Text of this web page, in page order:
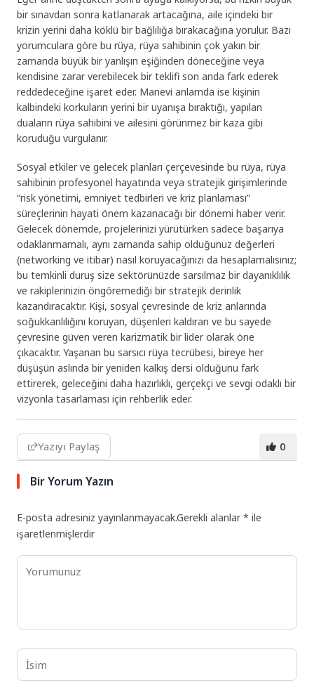
bir sınavdan sonra katlanarak artacağına, aile içindeki bir
krizin yerini daha köklü bir bağlılığa bırakacağına yorulur. Bazı
yorumculara göre bu rüya, rüya sahibinin çok yakın bir
zamanda büyük bir yanlışın eşiğinden döneceğine veya
kendisine zarar verebilecek bir teklifi son anda fark ederek
reddedeceğine işaret eder. Manevi anlamda ise kişinin
kalbindeki korkuların yerini bir uyanışa bıraktığı, yapılan
duaların rüya sahibini ve ailesini görünmez bir kaza gibi
koruduğu vurgulanır.
Sosyal etkiler ve gelecek planları çerçevesinde bu rüya, rüya
sahibinin profesyonel hayatında veya stratejik girişimlerinde
“risk yönetimi, emniyet tedbirleri ve kriz planlaması”
süreçlerinin hayati önem kazanacağı bir dönemi haber verir.
Gelecek dönemde, projelerinizi yürütürken sadece başarıya
odaklanmamalı, aynı zamanda sahip olduğunuz değerleri
(networking ve itibar) nasıl koruyacağınızı da hesaplamalısınız;
bu temkinli duruş size sektörünüzde sarsılmaz bir dayanıklılık
ve rakiplerinizin öngöremediği bir stratejik derinlik
kazandıracaktır. Kişi, sosyal çevresinde de kriz anlarında
soğukkanlılığını koruyan, düşenleri kaldıran ve bu sayede
çevresine güven veren karizmatik bir lider olarak öne
çıkacaktır. Yaşanan bu sarsıcı rüya tecrübesi, bireye her
düşüşün aslında bir yeniden kalkış dersi olduğunu fark
ettirerek, geleceğini daha hazırlıklı, gerçekçi ve sevgi odaklı bir
vizyonla tasarlaması için rehberlik eder.
Yazıyı Paylaş 0
Bir Yorum Yazın
E-posta adresiniz yayınlanmayacak.Gerekli alanlar* ile
işaretlenmişlerdir